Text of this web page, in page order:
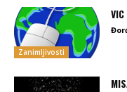
Zanimljivosti